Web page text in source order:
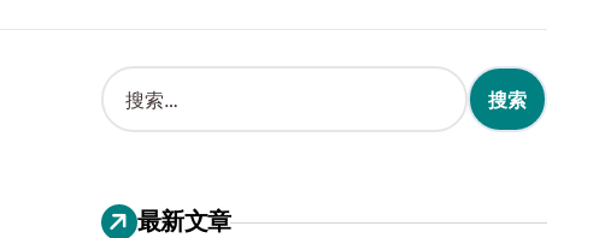
搜
索
：
最新文章